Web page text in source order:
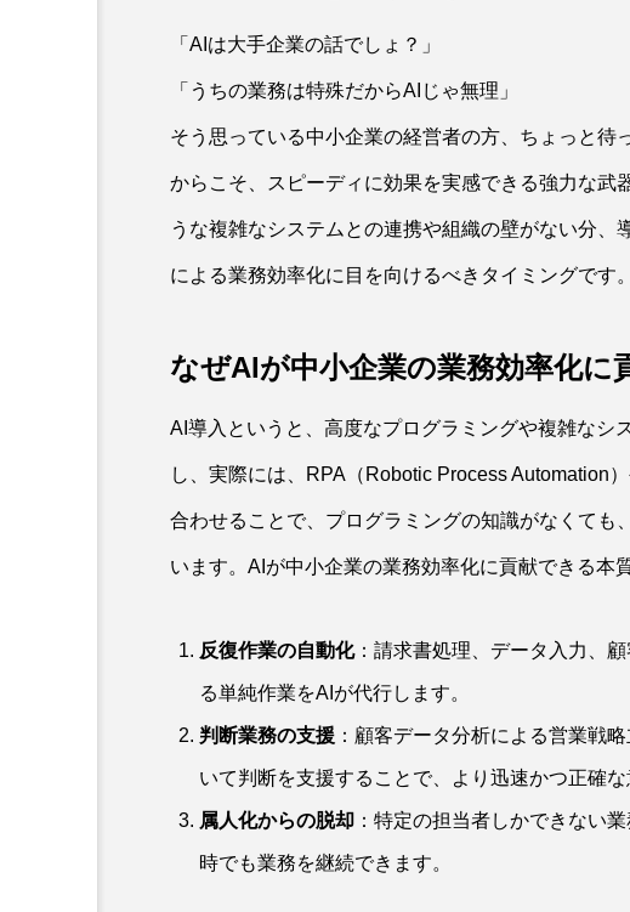
「AIは大手企業の話でしょ？」
「うちの業務は特殊だからAIじゃ無理」
そう思っている中小企業の経営者の方、ちょっと待
からこそ、スピーディに効果を実感できる強力な武
うな複雑なシステムとの連携や組織の壁がない分、
による業務効率化に目を向けるべきタイミングです。
なぜAIが中小企業の業務効率化に
AI導入というと、高度なプログラミングや複雑なシ
し、実際には、RPA（Robotic Process Automation
合わせることで、プログラミングの知識がなくても
います。AIが中小企業の業務効率化に貢献できる本
反復作業の自動化：請求書処理、データ入力、
る単純作業をAIが代行します。
判断業務の支援 ：顧客データ分析による営業戦
いて判断を支援することで、より迅速かつ正確な
属人化からの脱却 ：特定の担当者しかできない
時でも業務を継続できます。